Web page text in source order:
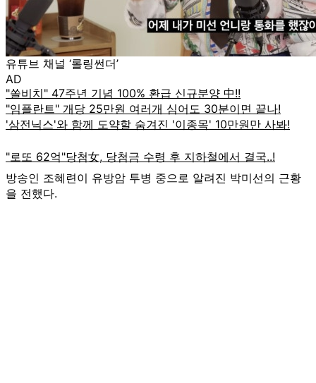
유튜브 채널 ‘롤링썬더’
AD
방송인 조혜련이 유방암 투병 중으로 알려진 박미선의 근황
을 전했다.